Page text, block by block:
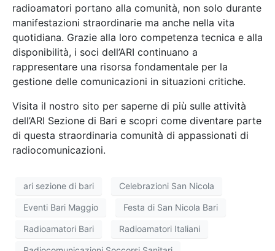
radioamatori portano alla comunità, non solo durante
manifestazioni straordinarie ma anche nella vita
quotidiana. Grazie alla loro competenza tecnica e alla
disponibilità, i soci dell’ARI continuano a
rappresentare una risorsa fondamentale per la
gestione delle comunicazioni in situazioni critiche.
Visita il nostro sito per saperne di più sulle attività
dell’ARI Sezione di Bari e scopri come diventare parte
di questa straordinaria comunità di appassionati di
radiocomunicazioni.
ari sezione di bari Celebrazioni San Nicola
Eventi Bari Maggio Festa di San Nicola Bari
Radioamatori Bari Radioamatori Italiani